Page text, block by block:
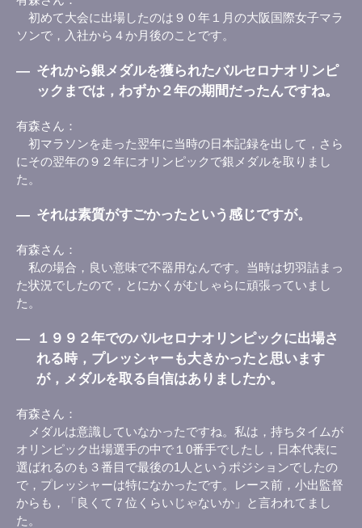
初めて大会に出場したのは９０年１月の大阪国際女子マラ
ソンで，入社から４か月後のことです。
― それから銀メダルを獲られたバルセロナオリンピ
ックまでは，わずか２年の期間だったんですね。
有森さん
初マラソンを走った翌年に当時の日本記録を出して，さら
にその翌年の９２年にオリンピックで銀メダルを取りまし
た。
― それは素質がすごかったという感じですが。
有森さん
私の場合，良い意味で不器用なんです。当時は切羽詰まっ
た状況でしたので，とにかくがむしゃらに頑張っていまし
た。
―
１９９２年でのバルセロナオリンピックに出場さ
れる時，プレッシャーも大きかったと思います
が，メダルを取る自信はありましたか。
有森さん
メダルは意識していなかったですね。私は，持ちタイムが
オリンピック出場選手の中で１0番手でしたし，日本代表に
選ばれるのも３番目で最後の1人というポジションでしたの
で，プレッシャーは特になかったです。レース前，小出監督
からも，「良くて７位くらいじゃないか」と言われてまし
た。